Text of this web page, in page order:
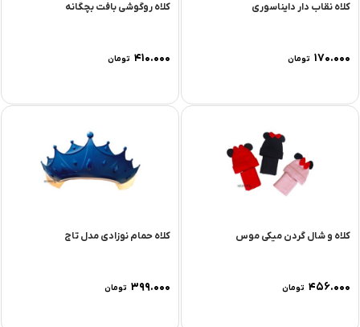
کلاه نقاب دار دایناسوری
۱۷۰.۰۰۰ تومان
کلاه روگوشی بافت بچگانه
۴۱۰.۰۰۰ تومان
کلاه و شال گردن میکی موس
۴۵۶.۰۰۰ تومان
کلاه حمام نوزادی مدل تاج
۳۹۹.۰۰۰ تومان